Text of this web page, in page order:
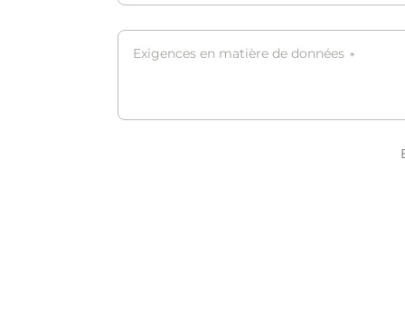
Exigences en matière de données *